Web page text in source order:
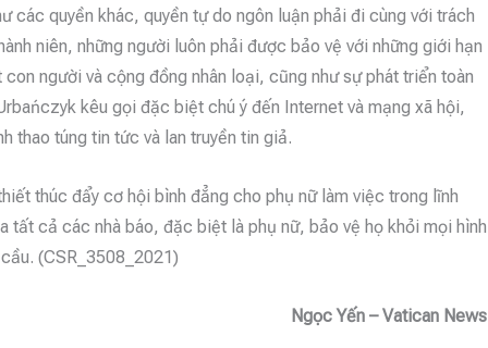
các quyền khác, quyền tự do ngôn luận phải đi cùng với trách
niên, những người luôn phải được bảo vệ với những giới hạn
người và cộng đồng nhân loại, cũng như sự phát triển toàn
kêu gọi đặc biệt chú ý đến Internet và mạng xã hội,
thao túng tin tức và lan truyền tin giả.
thúc đẩy cơ hội bình đẳng cho phụ nữ làm việc trong lĩnh
tất cả các nhà báo, đặc biệt là phụ nữ, bảo vệ họ khỏi mọi hình
(CSR_3508_2021)
Ngọc Yến – Vatican News